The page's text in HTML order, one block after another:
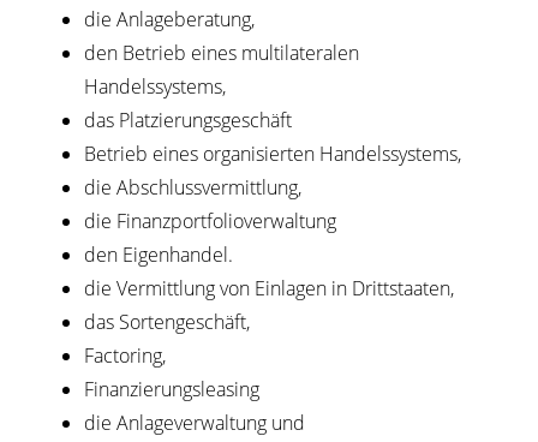
die Anlageberatung,
den Betrieb eines multilateralen
Handelssystems,
das Platzierungsgeschäft
Betrieb eines organisierten Handelssystems,
die Abschlussvermittlung,
die Finanzportfolioverwaltung
den Eigenhandel.
die Vermittlung von Einlagen in Drittstaaten,
das Sortengeschäft,
Factoring,
Finanzierungsleasing
die Anlageverwaltung und